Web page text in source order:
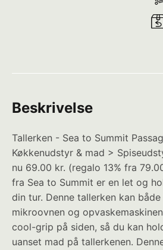
Beskrivelse
Tallerken - Sea to Summit
Køkkenudstyr & mad >
nu 69.00 kr. (regalo 13% fra
fra Sea to Summit er en let og
din tur. Denne tallerken kan
mikroovnen og
cool-grip på siden, så du kan
uanset mad på tallerkenen.